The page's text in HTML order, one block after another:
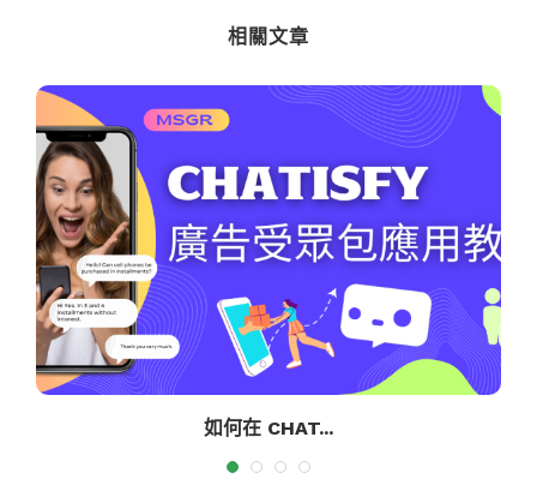
相關文章
如何在 CHAT...